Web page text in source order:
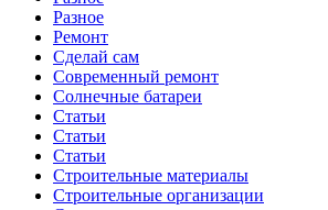
Разное
Ремонт
Сделай сам
Современный ремонт
Солнечные батареи
Статьи
Статьи
Статьи
Строительные материалы
Строительные организации